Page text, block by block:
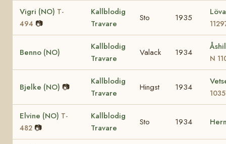
Vigri (NO) T-
494 📷
Kallblodig
Travare
Sto 1935
Benno (NO)
Kallblodig
Travare
Valack 1934
N
Bjelke (NO) 📷
Kallblodig
Travare
Hingst 1934
Elvine (NO) T-
482 📷
Kallblodig
Travare
Sto 1934